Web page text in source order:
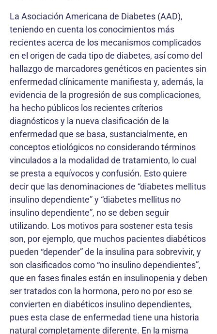
La Asociación Americana de Diabetes (AAD),
teniendo en cuenta los conocimientos más
recientes acerca de los mecanismos complicados
en el origen de cada tipo de diabetes, así como del
hallazgo de marcadores genéticos en pacientes sin
enfermedad clínicamente manifiesta y, además, la
evidencia de la progresión de sus complicaciones,
ha hecho públicos los recientes críterios
diagnósticos y la nueva clasificación de la
enfermedad que se basa, sustancialmente, en
conceptos etiológicos no considerando términos
vinculados a la modalidad de tratamiento, lo cual
se presta a equívocos y confusión. Esto quiere
decir que las denominaciones de “diabetes mellitus
insulino dependiente” y “diabetes mellitus no
insulino dependiente”, no se deben seguir
utilizando. Los motivos para sostener esta tesis
son, por ejemplo, que muchos pacientes diabéticos
pueden “depender” de la insulina para sobrevivir, y
son clasificados como “no insulino dependientes”,
que en fases finales están en insulinopenia y deben
ser tratados con la hormona, pero no por eso se
convierten en diabéticos insulino dependientes,
pues esta clase de enfermedad tiene una historia
natural completamente diferente. En la misma